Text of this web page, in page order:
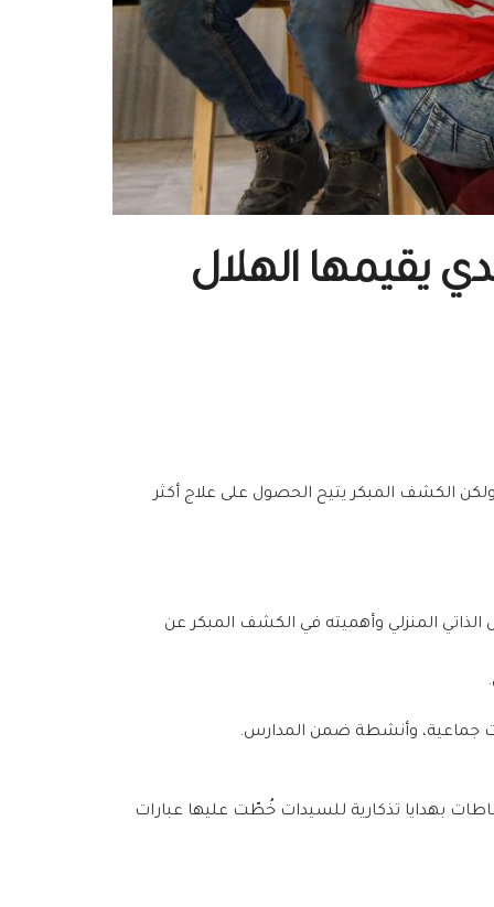
يقيمها الهلال
إذ تصاب قرابة امرأة واحدة بين كل 12 امرأة بسرطان الثدي، ولكن الكشف المبكر يتيح الحصول على علاج أكثر
المنزلي وأهميته في الكشف المبكر عن
جماعية، وأنشطة ضمن المدارس.
بهدايا تذكارية للسيدات خُطّت عليها عبارات